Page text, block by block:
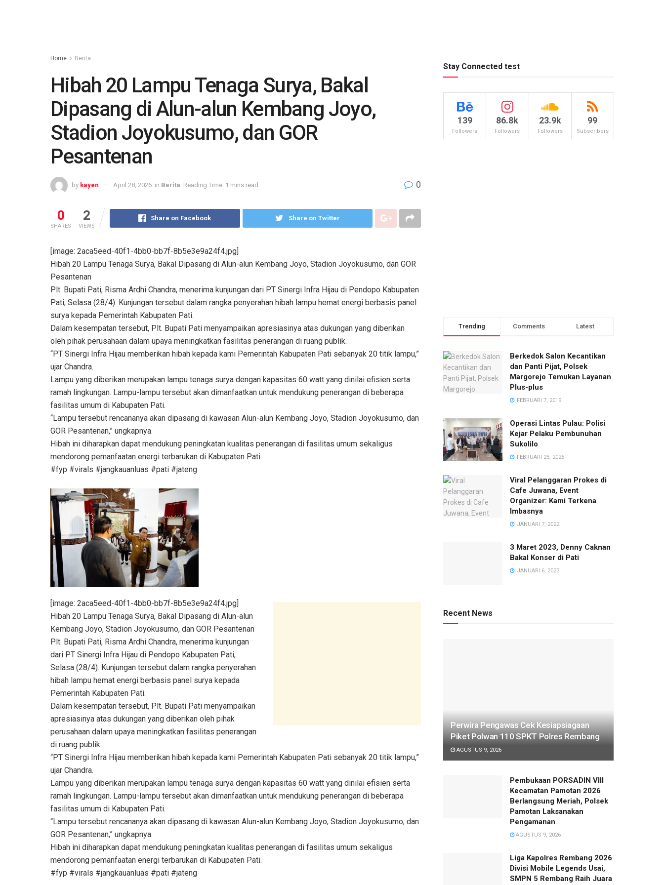
Home Berita
Hibah 20 Lampu Tenaga Surya, Bakal
Dipasang di Alun-alun Kembang Joyo,
Stadion Joyokusumo, dan GOR
Pesantenan
by kayen April 28, 2026 in Berita Reading Time: 1 mins read 0
0
SHARES
2
VIEWS
Share on Facebook Share on Twitter
[image: 2aca5eed-40f1-4bb0-bb7f-8b5e3e9a24f4.jpg]
Hibah 20 Lampu Tenaga Surya, Bakal Dipasang di Alun-alun Kembang Joyo, Stadion Joyokusumo, dan GOR
Pesantenan
Plt. Bupati Pati, Risma Ardhi Chandra, menerima kunjungan dari PT Sinergi Infra Hijau di Pendopo Kabupaten
Pati, Selasa (28/4). Kunjungan tersebut dalam rangka penyerahan hibah lampu hemat energi berbasis panel
surya kepada Pemerintah Kabupaten Pati.
Dalam kesempatan tersebut, Plt. Bupati Pati menyampaikan apresiasinya atas dukungan yang diberikan
oleh pihak perusahaan dalam upaya meningkatkan fasilitas penerangan di ruang publik.
“PT Sinergi Infra Hijau memberikan hibah kepada kami Pemerintah Kabupaten Pati sebanyak 20 titik lampu,”
ujar Chandra.
Lampu yang diberikan merupakan lampu tenaga surya dengan kapasitas 60 watt yang dinilai efisien serta
ramah lingkungan. Lampu-lampu tersebut akan dimanfaatkan untuk mendukung penerangan di beberapa
fasilitas umum di Kabupaten Pati.
“Lampu tersebut rencananya akan dipasang di kawasan Alun-alun Kembang Joyo, Stadion Joyokusumo, dan
GOR Pesantenan,” ungkapnya.
Hibah ini diharapkan dapat mendukung peningkatan kualitas penerangan di fasilitas umum sekaligus
mendorong pemanfaatan energi terbarukan di Kabupaten Pati.
#fyp #virals #jangkauanluas #pati #jateng
[image: 2aca5eed-40f1-4bb0-bb7f-8b5e3e9a24f4.jpg]
Hibah 20 Lampu Tenaga Surya, Bakal Dipasang di Alun-alun
Kembang Joyo, Stadion Joyokusumo, dan GOR Pesantenan
Plt. Bupati Pati, Risma Ardhi Chandra, menerima kunjungan
dari PT Sinergi Infra Hijau di Pendopo Kabupaten Pati,
Selasa (28/4). Kunjungan tersebut dalam rangka penyerahan
hibah lampu hemat energi berbasis panel surya kepada
Pemerintah Kabupaten Pati.
Dalam kesempatan tersebut, Plt. Bupati Pati menyampaikan
apresiasinya atas dukungan yang diberikan oleh pihak
perusahaan dalam upaya meningkatkan fasilitas penerangan
di ruang publik.
“PT Sinergi Infra Hijau memberikan hibah kepada kami Pemerintah Kabupaten Pati sebanyak 20 titik lampu,”
ujar Chandra.
Lampu yang diberikan merupakan lampu tenaga surya dengan kapasitas 60 watt yang dinilai efisien serta
ramah lingkungan. Lampu-lampu tersebut akan dimanfaatkan untuk mendukung penerangan di beberapa
fasilitas umum di Kabupaten Pati.
“Lampu tersebut rencananya akan dipasang di kawasan Alun-alun Kembang Joyo, Stadion Joyokusumo, dan
GOR Pesantenan,” ungkapnya.
Hibah ini diharapkan dapat mendukung peningkatan kualitas penerangan di fasilitas umum sekaligus
mendorong pemanfaatan energi terbarukan di Kabupaten Pati.
#fyp #virals #jangkauanluas #pati #jateng
Stay Connected test
139
Followers
86.8k
Followers
23.9k
Followers
99
Subscribers
Trending Comments Latest
Berkedok Salon Kecantikan
dan Panti Pijat, Polsek
Margorejo Temukan Layanan
Plus-plus
FEBRUARI 7, 2019
Operasi Lintas Pulau: Polisi
Kejar Pelaku Pembunuhan
Sukolilo
FEBRUARI 25, 2025
Viral Pelanggaran Prokes di
Cafe Juwana, Event
Organizer: Kami Terkena
Imbasnya
JANUARI 7, 2022
3 Maret 2023, Denny Caknan
Bakal Konser di Pati
JANUARI 6, 2023
Recent News
Perwira Pengawas Cek Kesiapsiagaan
Piket Polwan 110 SPKT Polres Rembang
AGUSTUS 9, 2026
Pembukaan PORSADIN VIII
Kecamatan Pamotan 2026
Berlangsung Meriah, Polsek
Pamotan Laksanakan
Pengamanan
AGUSTUS 9, 2026
Liga Kapolres Rembang 2026
Divisi Mobile Legends Usai,
SMPN 5 Rembang Raih Juara